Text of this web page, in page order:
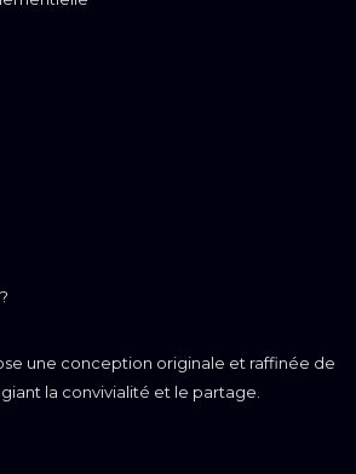
une conception originale et raffinée de
la convivialité et le partage.